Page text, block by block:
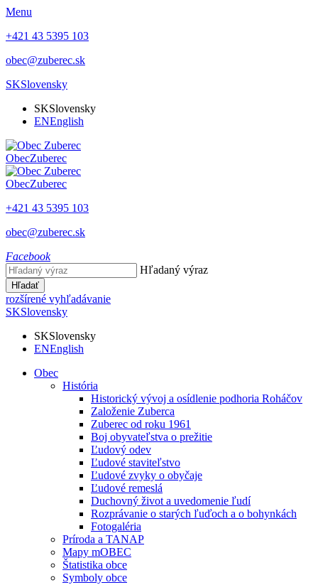
Menu
+421 43 5395 103
obec@zuberec.sk
SKSlovensky
SKSlovensky
ENEnglish
ObecZuberec
ObecZuberec
+421 43 5395 103
obec@zuberec.sk
Facebook
Hľadaný výraz
Hľadať
rozšírené vyhľadávanie
SKSlovensky
SKSlovensky
ENEnglish
Obec
História
Historický vývoj a osídlenie podhoria Roháčov
Založenie Zuberca
Zuberec od roku 1961
Boj obyvateľstva o prežitie
Ľudový odev
Ľudové staviteľstvo
Ľudové zvyky o obyčaje
Ľudové remeslá
Duchovný život a uvedomenie ľudí
Rozprávanie o starých ľuďoch a o bohynkách
Fotogaléria
Príroda a TANAP
Mapy mOBEC
Štatistika obce
Symboly obce